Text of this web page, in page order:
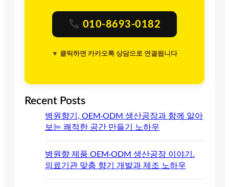
010-8693-0182
▼ 클릭하면 카카오톡 상담으로 연결됩니다
Recent Posts
병원향기, OEM·ODM 생산공장과 함께 알아
보는 쾌적한 공간 만들기 노하우
병원향 제품 OEM·ODM 생산공장 이야기.
의료기관 맞춤 향기 개발과 제조 노하우